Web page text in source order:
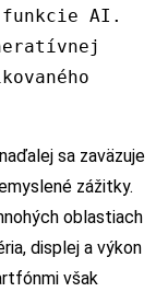
funkcie AI.
sa zaväzuje
zážitky.
oblastiach
displej a výkon
však